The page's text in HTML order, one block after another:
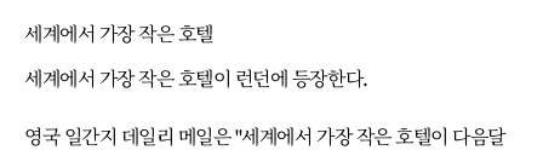
세계에서 가장 작은 호텔
세계에서 가장 작은 호텔이 런던에 등장한다.
영국 일간지 데일리 메일은 "세계에서 가장 작은 호텔이 다음달